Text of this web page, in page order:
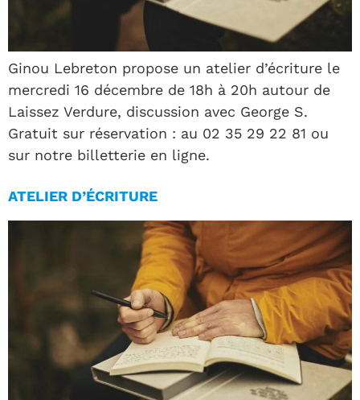
Ginou Lebreton propose un atelier d’écriture le
mercredi 16 décembre de 18h à 20h autour de
Laissez Verdure, discussion avec George S.
Gratuit sur réservation : au 02 35 29 22 81 ou
sur notre billetterie en ligne.
ATELIER D’ÉCRITURE